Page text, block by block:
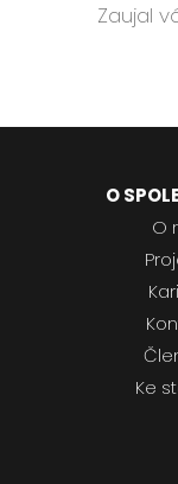
Zaujal
O
O
Ke